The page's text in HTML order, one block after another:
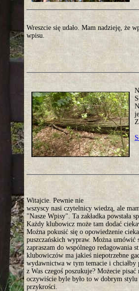
Wreszcie się udało. Mam nadzieję, że
wpisu.
Witajcie. Pewnie nie
wszyscy nasi czytelnicy wiedzą, ale
"Nasze Wpisy". Ta zakładka powstała
Każdy klubowicz może tam dodać
Można pokusić się o opowiedzenie
puszczańskich wypraw. Można umówić
zapraszam do wspólnego redagowania
klubowiczów ma jakieś niepotrzebne
wydawnictwa w tym temacie i chciałby
z Was czegoś poszukuje? Możecie
oczywiście byle było to w dobrym
przykrości.